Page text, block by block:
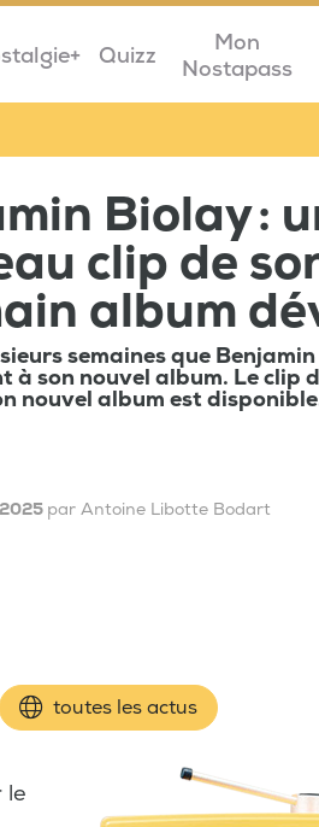
Quizz
Mon
Nostapass
Biolay :
clip de
album
semaines que
à son nouvel album. Le clip
nouvel album est
par Antoine Libotte Bodart
toutes les actus
le